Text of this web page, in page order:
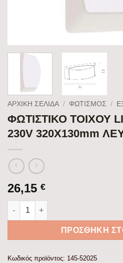
ΑΡΧΙΚΉ ΣΕΛΊΔΑ / ΦΩΤΙΣΜΟΣ /
ΦΩΤΙΣΤΙΚΟ ΤΟΙΧΟΥ
230V 320X130mm
26,15 €
ΦΩΤΙΣΤΙΚΟ ΤΟΙΧΟΥ LITE LED
ΠΡΟΣΘΉΚΗ
Κωδικός προϊόντος: 145-52025